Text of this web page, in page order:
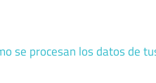
se procesan los datos de